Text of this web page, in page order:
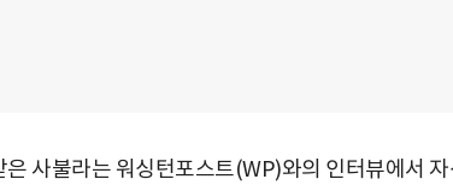
은 사불라는 워싱턴포스트(WP)와의 인터뷰에서